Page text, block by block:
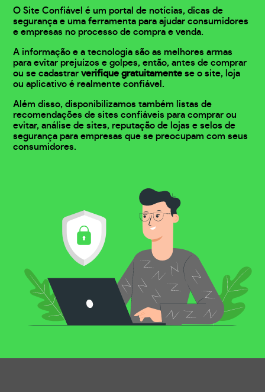
O Site Confiável é um portal de notícias, dicas de
segurança e uma ferramenta para ajudar consumidores
e empresas no processo de compra e venda.
A informação e a tecnologia são as melhores armas
para evitar prejuízos e golpes, então, antes de comprar
ou se cadastrarverifique gratuitamente se o site, loja
ou aplicativo é realmente confiável.
Além disso, disponibilizamos também listas de
recomendações de sites confiáveis para comprar ou
evitar, análise de sites, reputação de lojas e selos de
segurança para empresas que se preocupam com seus
consumidores.